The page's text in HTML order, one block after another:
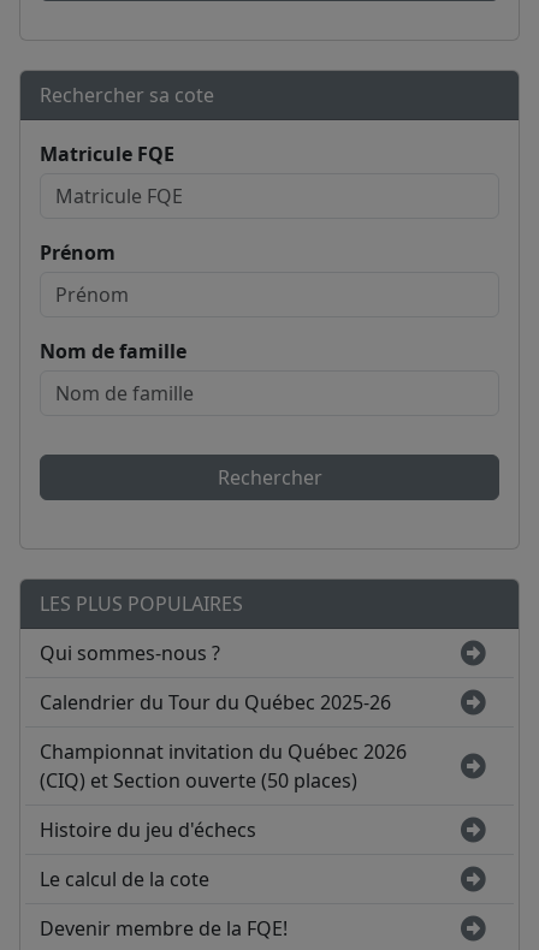
Rechercher sa cote
Matricule FQE
Prénom
Nom de famille
Rechercher
LES PLUS POPULAIRES
Qui sommes-nous ?
Calendrier du Tour du Québec 2025-26
Championnat invitation du Québec 2026
(CIQ) et Section ouverte (50 places)
Histoire du jeu d'échecs
Le calcul de la cote
Devenir membre de la FQE!